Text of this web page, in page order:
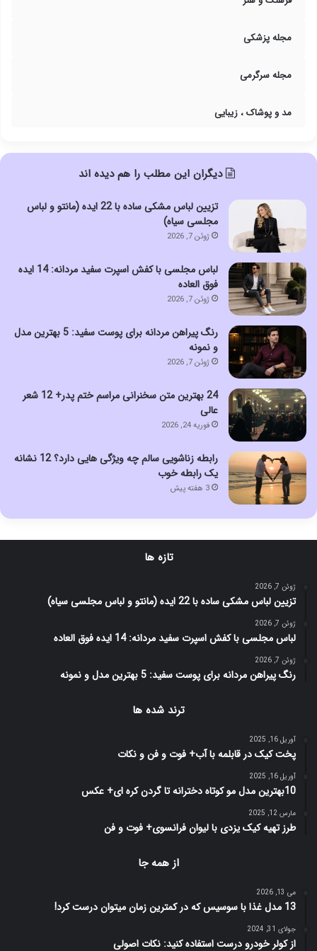
مجله پزشکی
مجله سرگرمی
مد و پوشاک ، زیبایی
دیگران این مطلب را هم دیده اند
تزیین لباس مشکی ساده با 22 ایده (مانتو و لباس
مجلسی سیاه)
ژوئن 7, 2026
لباس مجلسی با کفش اسپرت سفید مردانه: 14 ایده
فوق العاده
ژوئن 7, 2026
رنگ پیراهن مردانه برای پوست سفید: 5 بهترین مدل
و نمونه
ژوئن 7, 2026
24 بهترین متن سخنرانی مراسم ختم پدر+ 12 شعر
عالی
فوریه 24, 2026
رابطه زناشویی سالم چه ویژگی هایی دارد؟ 12 نشانه
یک رابطه خوب
3 هفته پیش
تازه ها
ژوئن 7, 2026
تزیین لباس مشکی ساده با 22 ایده (مانتو و لباس مجلسی سیاه)
ژوئن 7, 2026
لباس مجلسی با کفش اسپرت سفید مردانه: 14 ایده فوق العاده
ژوئن 7, 2026
رنگ پیراهن مردانه برای پوست سفید: 5 بهترین مدل و نمونه
ترند شده ها
آوریل 16, 2025
پخت کیک در قابلمه با آب+ فوت و فن و نکات
آوریل 16, 2025
10بهترین مدل مو کوتاه دخترانه تا گردن کره ای+ عکس
مارس 12, 2025
طرز تهیه کیک یزدی با لیوان فرانسوی+ فوت و فن
از همه جا
می 13, 2026
13 مدل غذا با سوسیس که در کمترین زمان میتوان درست کرد!
جولای 31, 2024
از کولر خودرو درست استفاده کنید: نکات اصولی